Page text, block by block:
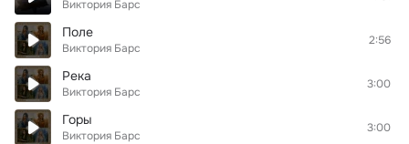
Виктория Барс
Поле
Виктория Барс
2:56
Река
Виктория Барс
3:00
Горы
Виктория Барс
3:00